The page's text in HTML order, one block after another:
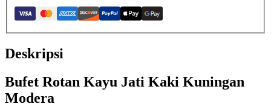
Deskripsi
Bufet Rotan Kayu Jati Kaki Kuningan
Modera